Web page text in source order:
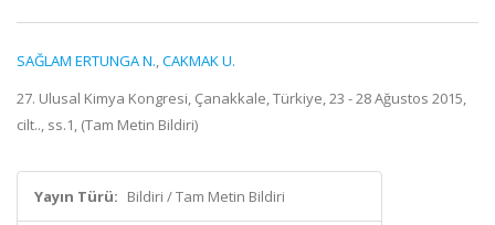
SAĞLAM ERTUNGA N.,CAKMAK U.
27. Ulusal Kimya Kongresi, Çanakkale, Türkiye, 23 - 28 Ağustos 2015,
cilt.., ss.1, (Tam Metin Bildiri)
Yayın Türü: Bildiri / Tam Metin Bildiri